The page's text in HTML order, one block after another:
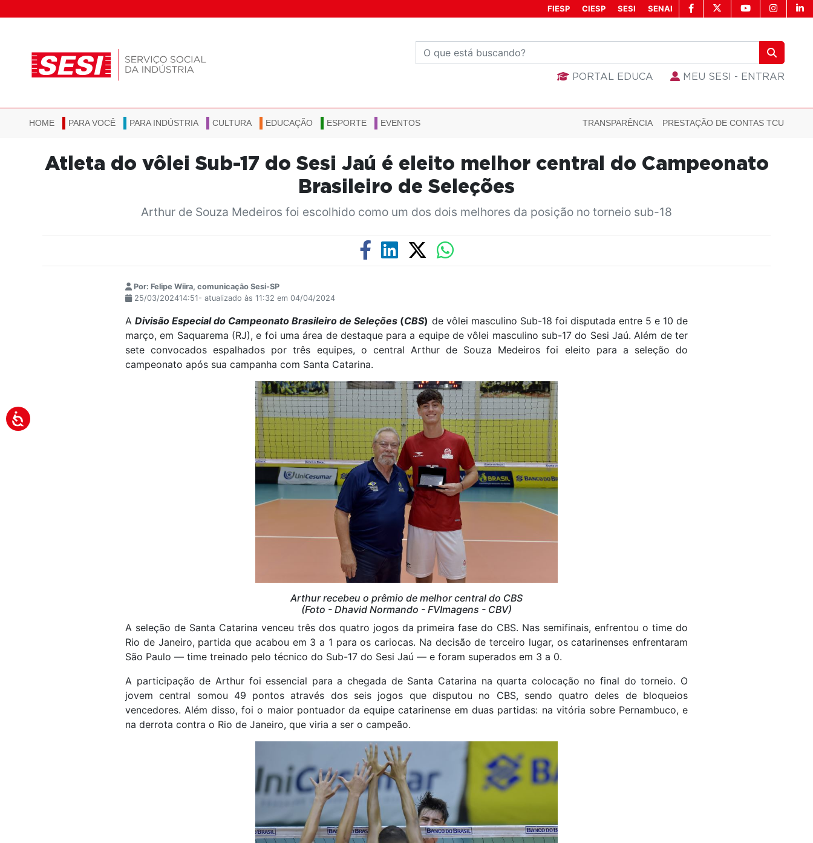
FIESP CIESP SESI SENAI
PORTAL EDUCA MEU SESI - ENTRAR
HOME PARA VOCÊ PARA INDÚSTRIA CULTURA EDUCAÇÃO ESPORTE EVENTOS TRANSPARÊNCIA PRESTAÇÃO DE CONTAS TCU
Atleta do vôlei Sub-17 do Sesi Jaú é eleito melhor central do Campeonato
Brasileiro de Seleções
Arthur de Souza Medeiros foi escolhido como um dos dois melhores da posição no torneio sub-18
Por: Felipe Wiira, comunicação Sesi-SP
25/03/202414:51- atualizado às 11:32 em 04/04/2024
ADivisão Especial do Campeonato Brasileiro de Seleções (CBS) de vôlei masculino Sub-18 foi disputada entre 5 e 10 de
março, em Saquarema (RJ), e foi uma área de destaque para a equipe de vôlei masculino sub-17 do Sesi Jaú. Além de ter
sete convocados espalhados por três equipes, o central Arthur de Souza Medeiros foi eleito para a seleção do
campeonato após sua campanha com Santa Catarina.
Arthur recebeu o prêmio de melhor central do CBS
(Foto - Dhavid Normando - FVImagens - CBV)
A seleção de Santa Catarina venceu três dos quatro jogos da primeira fase do CBS. Nas semifinais, enfrentou o time do
Rio de Janeiro, partida que acabou em 3 a 1 para os cariocas. Na decisão de terceiro lugar, os catarinenses enfrentaram
São Paulo — time treinado pelo técnico do Sub-17 do Sesi Jaú — e foram superados em 3 a 0.
A participação de Arthur foi essencial para a chegada de Santa Catarina na quarta colocação no final do torneio. O
jovem central somou 49 pontos através dos seis jogos que disputou no CBS, sendo quatro deles de bloqueios
vencedores. Além disso, foi o maior pontuador da equipe catarinense em duas partidas: na vitória sobre Pernambuco, e
na derrota contra o Rio de Janeiro, que viria a ser o campeão.